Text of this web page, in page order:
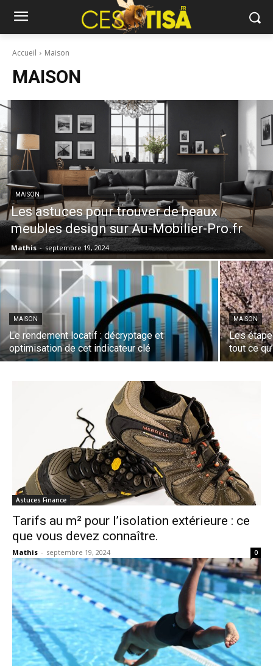
Accueil Maison
MAISON
MAISON
Les astuces pour trouver de beaux
meubles design sur Au-Mobilier-Pro.fr
Mathis - septembre 19, 2024
MAISON
Le rendement locatif : décryptage et
optimisation de cet indicateur clé
MAISON
Les
tout ce
Astuces Finance
Tarifs au m² pour l’isolation extérieure : ce
que vous devez connaître.
Mathis - septembre 19, 2024 0